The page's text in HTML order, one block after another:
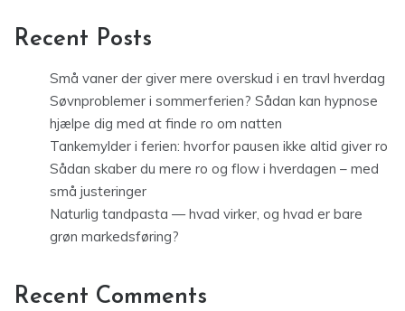
Recent Posts
Små vaner der giver mere overskud i en travl hverdag
Søvnproblemer i sommerferien? Sådan kan hypnose
hjælpe dig med at finde ro om natten
Tankemylder i ferien: hvorfor pausen ikke altid giver ro
Sådan skaber du mere ro og flow i hverdagen – med
små justeringer
Naturlig tandpasta — hvad virker, og hvad er bare
grøn markedsføring?
Recent Comments